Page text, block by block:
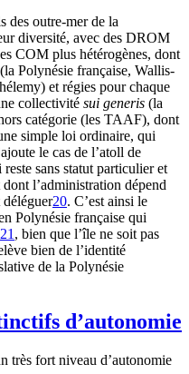
des outre-mer de la
diversité, avec des DROM
COM plus hétérogènes, dont
Polynésie française, Wallis-
et régies pour chaque
collectivité sui generis (la
catégorie (les TAAF), dont
simple loi ordinaire, qui
le cas de l’atoll de
sans statut particulier et
l’administration dépend
20. C’est ainsi le
Polynésie française qui
21, bien que l’île ne soit pas
bien de l’identité
de la Polynésie
d’autonomie
très fort niveau d’autonomie